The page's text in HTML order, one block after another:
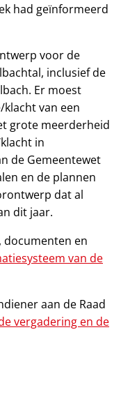
had geïnformeerd
voor de
inclusief de
Er moest
van een
grote meerderheid
in
de Gemeentewet
en de plannen
dat al
dit jaar.
documenten en
van de
aan de Raad
vergadering en de